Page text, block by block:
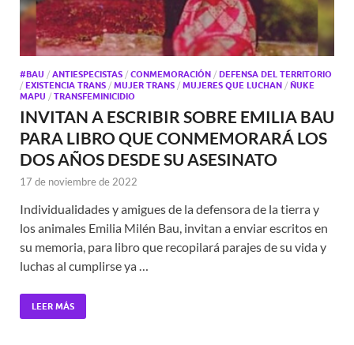
#BAU / ANTIESPECISTAS / CONMEMORACIÓN / DEFENSA DEL TERRITORIO
/ EXISTENCIA TRANS / MUJER TRANS / MUJERES QUE LUCHAN / ÑUKE
MAPU / TRANSFEMINICIDIO
INVITAN A ESCRIBIR SOBRE EMILIA BAU
PARA LIBRO QUE CONMEMORARÁ LOS
DOS AÑOS DESDE SU ASESINATO
17 de noviembre de 2022
Individualidades y amigues de la defensora de la tierra y
los animales Emilia Milén Bau, invitan a enviar escritos en
su memoria, para libro que recopilará parajes de su vida y
luchas al cumplirse ya …
LEER MÁS